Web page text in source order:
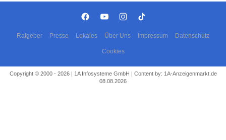
Ratgeber Presse Lokales Über Uns Impressum Datenschutz
Cookies
Copyright © 2000 - 2026 | 1A Infosysteme GmbH | Content by: 1A-Anzeigenmarkt.de
08.08.2026